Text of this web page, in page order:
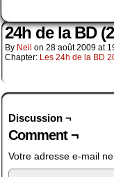
24h de la BD
By Neil on 28 août 2009 at
Chapter: Les 24h de la BD
Discussion ¬
Comment ¬
Votre adresse e-mail